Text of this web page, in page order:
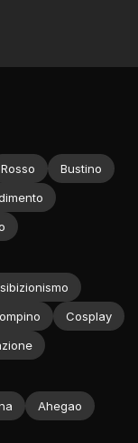
Rosso
Bustino
Cosplay
Ahegao